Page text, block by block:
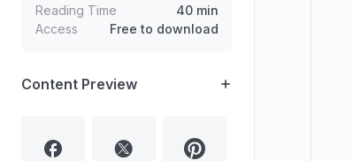
Reading Time
40 min
Access
Free to download
Content Preview